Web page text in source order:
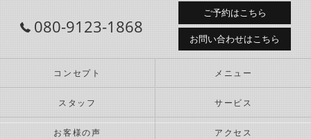
080-9123-1868
ご予約はこちら
お問い合わせはこちら
コンセプト メニュー
スタッフ サービス
お客様の声 アクセス